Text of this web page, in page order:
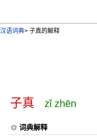
汉语词典> 子真的解释
子真 zǐ zhēn
词典解释